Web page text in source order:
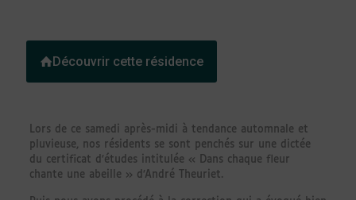
Découvrir cette résidence
Lors de ce samedi après-midi à tendance automnale et
pluvieuse, nos résidents se sont penchés sur une dictée
du certificat d’études intitulée « Dans chaque fleur
chante une abeille » d’André Theuriet.